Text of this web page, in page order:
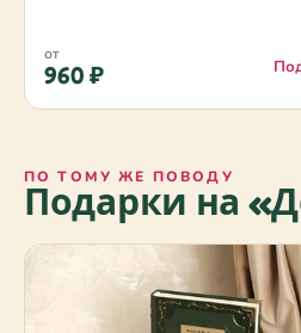
от
960 ₽
ПО ТОМУ ЖЕ ПОВОДУ
Подарки на